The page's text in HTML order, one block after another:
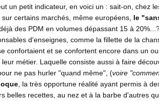
un petit indicateur, en voici un : sait-on, chez
certains marchés, même européens, le
des PDM en volumes dépassant 15 à
d'enseignes, comme la fillette de la
confortaient et se confortent encore dans un
métier. Laquelle consiste aussi à faire
ne pas hurler "quand même", (voire
, la très opportune réalité ayant permis à
belles recettes, au nez et à la barbe d'autres